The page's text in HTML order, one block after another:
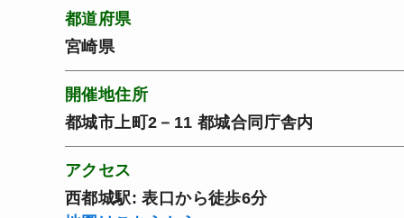
都道府県
宮崎県
開催地住所
都城市上町2－11 都城合同庁舎内
アクセス
西都城駅: 表口から徒歩6分